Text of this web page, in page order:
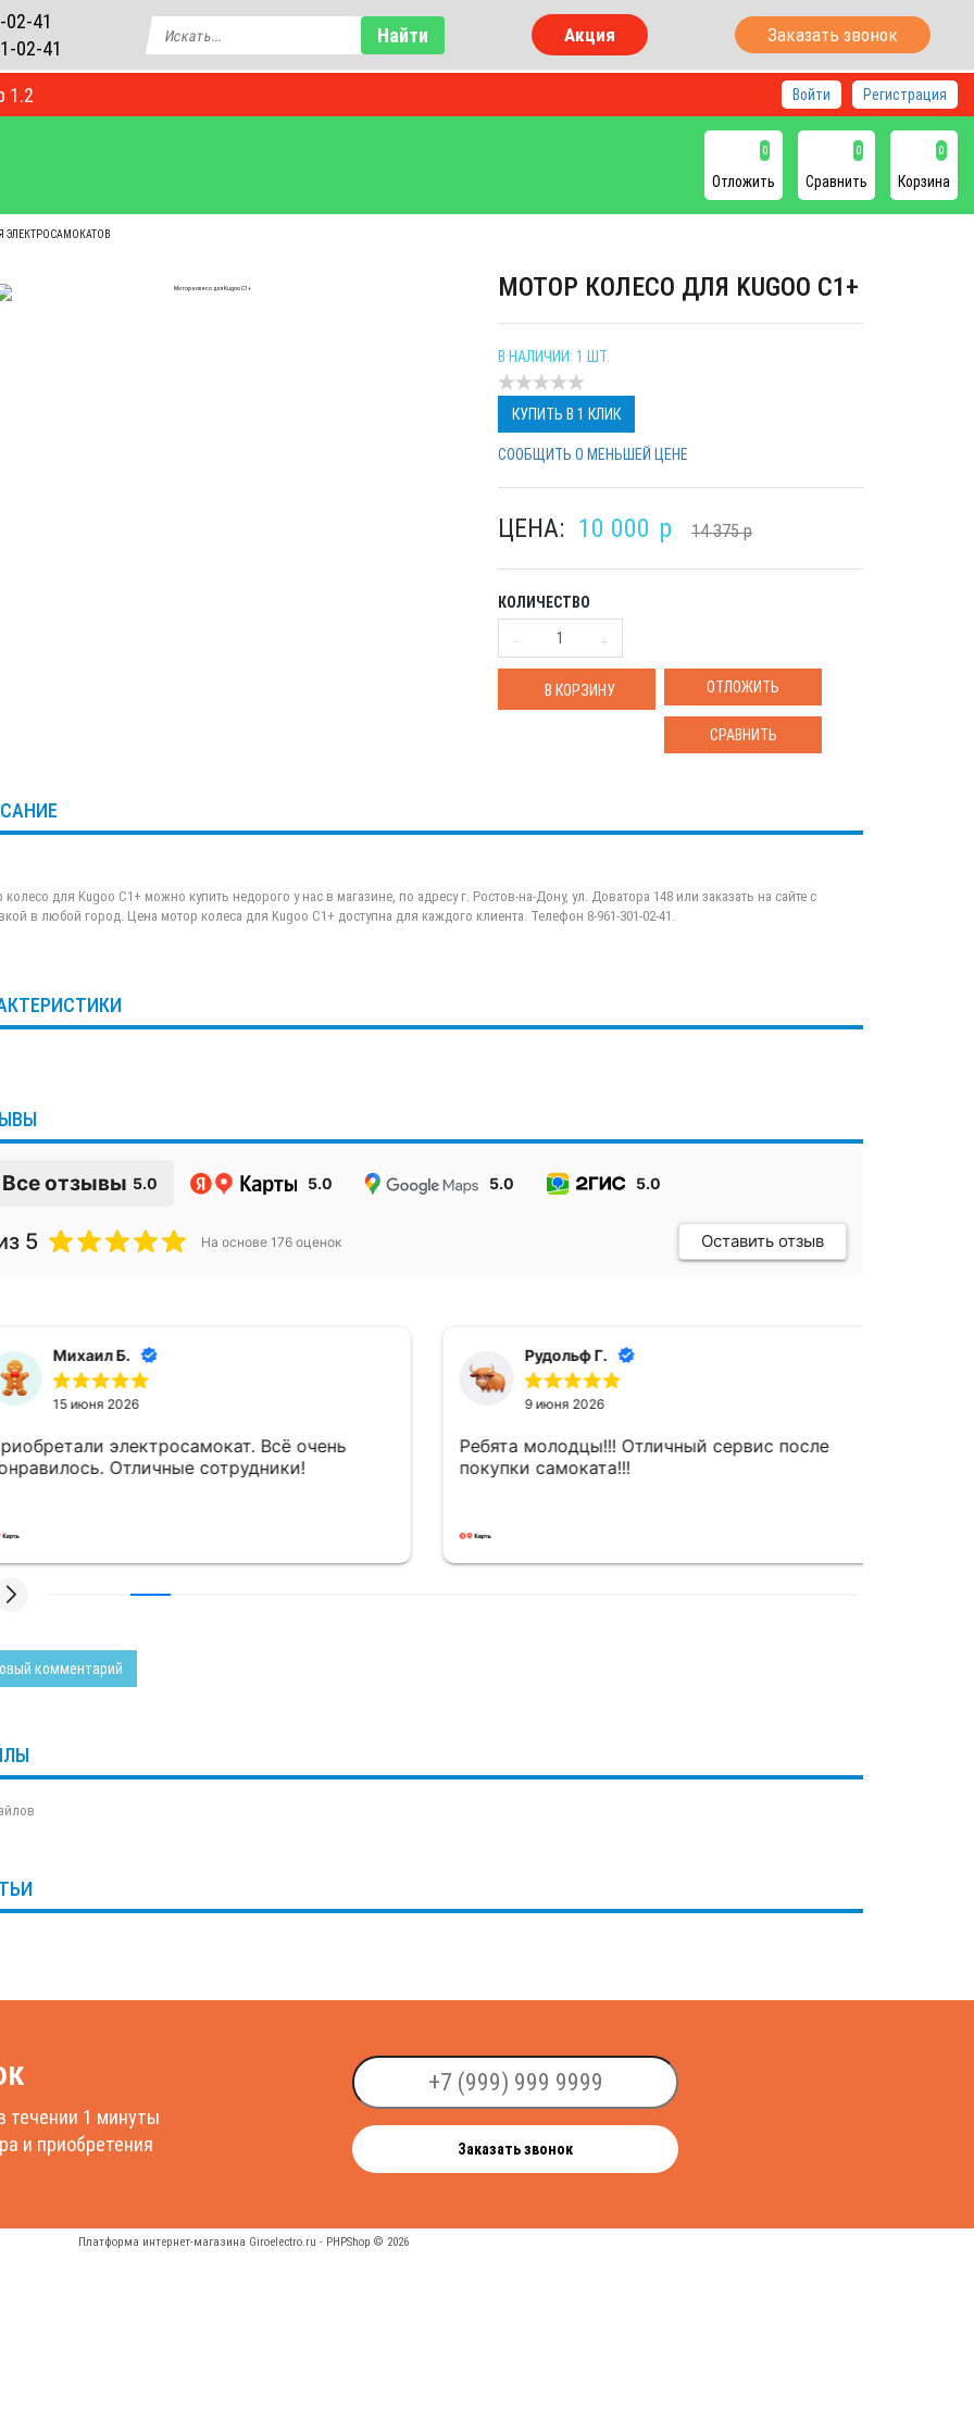
41
02-41
Найти Акция Заказать звонок
1.2 Войти Регистрация
0
Отложить
0
Сравнить
0
Корзина
ЭЛЕКТРОСАМОКАТОВ
МОТОР КОЛЕСО ДЛЯ KUGOO C1+
В НАЛИЧИИ: 1 ШТ.
КУПИТЬ В 1 КЛИК
СООБЩИТЬ О МЕНЬШЕЙ ЦЕНЕ
ЦЕНА: 10 000 p 14 375 p
КОЛИЧЕСТВО
В КОРЗИНУ ОТЛОЖИТЬ
СРАВНИТЬ
колесо для Kugoo C1+ можно купить недорого у нас в магазине, по адресу г. Ростов-на-Дону, ул. Доватора 148 или заказать на сайте с
в любой город. Цена мотор колеса для Kugoo C1+ доступна для каждого клиента. Телефон 8-961-301-02-41.
Все отзывы 5.0 5.0 5.0 5.0
5 На основе 176оценок Оставить отзыв
Михаил Б.
15 июня 2026
электросамокат. Всё очень
Отличные сотрудники!
Рудольф Г.
9 июня 2026
Ребята молодцы!!! Отличный сервис после
покупки самоката!!!
комментарий
и приобретения
Платформа интернет-магазинаGiroelectro.ru - PHPShop © 2026